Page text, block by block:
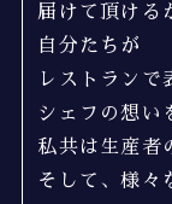
届けて頂ける
自分たちが
レストランで
シェフの想い
私共は生産者
そして、様々